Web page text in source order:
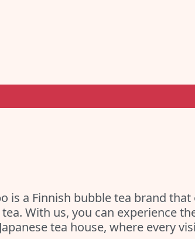
is a Finnish bubble tea brand
With us, you can experience
tea house, where every